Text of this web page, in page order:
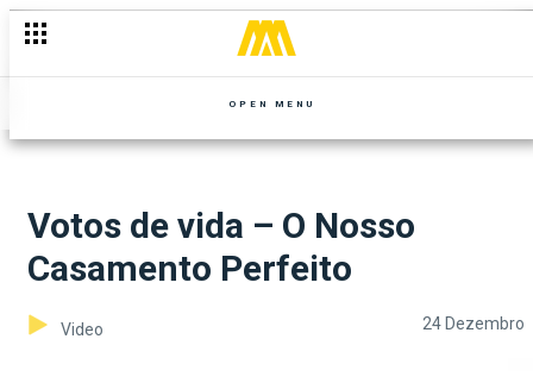
OPEN MENU
Votos de vida – O Nosso
Casamento Perfeito
Video 24 Dezembro